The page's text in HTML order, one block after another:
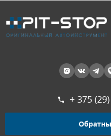
+ 375 (29)